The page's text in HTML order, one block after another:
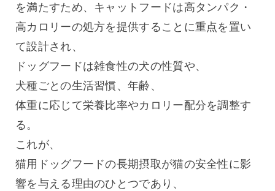
を満たすため、キャットフードは高タンパク・
高カロリーの処方を提供することに重点を置い
て設計され、
ドッグフードは雑食性の犬の性質や、
犬種ごとの生活習慣、年齢、
体重に応じて栄養比率やカロリー配分を調整す
る。
これが、
猫用ドッグフードの長期摂取が猫の安全性に影
響を与える理由のひとつであり、